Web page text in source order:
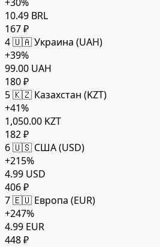
10.49 BRL
167 ₽
4🇺🇦 Украина (UAH)
+39%
99.00 UAH
180 ₽
5🇰🇿 Казахстан (KZT)
+41%
1,050.00 KZT
182 ₽
6🇺🇸 США (USD)
+215%
4.99 USD
406 ₽
7🇪🇺 Европа (EUR)
+247%
4.99 EUR
448 ₽